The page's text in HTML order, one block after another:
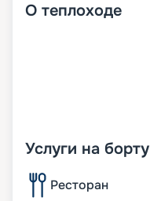
О теплоходе
Услуги на борту
Ресторан